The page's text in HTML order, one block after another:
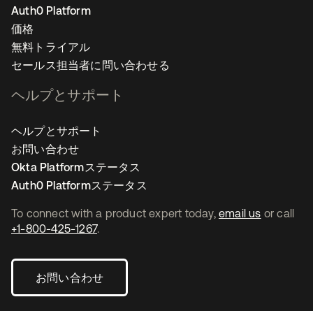
To connect with a product expert today, email us or call
+1-800-425-1267.
お問い合わせ
Auth0 Platform
価格
無料トライアル
セールス担当者に問い合わせる
ヘルプとサポート
ヘルプとサポート
お問い合わせ
Okta Platformステータス
Auth0 Platformステータス